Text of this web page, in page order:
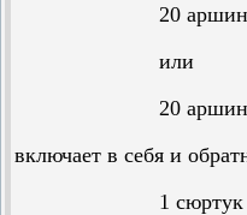
20
или
20 аршин
включает в себя и
1